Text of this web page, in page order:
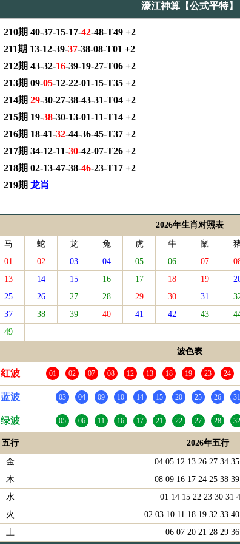
濠江神算【公式平特】
210期 40-37-15-17-42-48-T49 +2
211期 13-12-39-37-38-08-T01 +2
212期 43-32-16-39-19-27-T06 +2
213期 09-05-12-22-01-15-T35 +2
214期 29-30-27-38-43-31-T04 +2
215期 19-38-30-13-01-11-T14 +2
216期 18-41-32-44-36-45-T37 +2
217期 34-12-11-30-42-07-T26 +2
218期 02-13-47-38-46-23-T17 +2
219期 龙肖
2026年生肖对照表
马 蛇 龙 兔 虎 牛 鼠
01
02 03 04 05 06 07
13
14 15 16 17 18 19
25
26 27 28 29 30 31
37
38 39 40 41 42 43
49
波色表
红波 01 02 07 08 12 13 18 19 23 24
蓝波 03 04 09 10 14 15 20 25 26 31
绿波 05 06 11 16 17 21 22 27 28 32
五行 2026年五行
金
04 05 12 13 26 27 34
木
08 09 16 17 24 25 38
水
01 14 15 22 23 30 31
火
02 03 10 11 18 19 32 33
土
06 07 20 21 28 29